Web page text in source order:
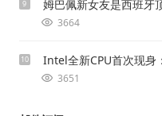
9 姆巴佩新女友是西班牙
3664
10 Intel全新CPU首次现身
3651